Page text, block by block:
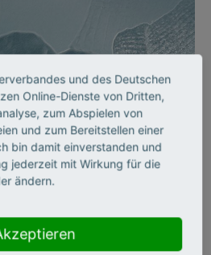
und des Deutschen
Online-Dienste von Dritten,
zum Abspielen von
und zum Bereitstellen einer
bin damit einverstanden und
jederzeit mit Wirkung für die
ändern.